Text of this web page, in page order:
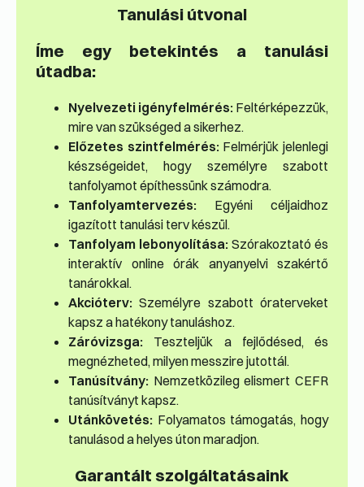
Tanulási útvonal
Íme egy betekintés a tanulási
útadba:
Nyelvezeti igényfelmérés: Feltérképezzük,
mire van szükséged a sikerhez.
Előzetes szintfelmérés:Felmérjük jelenlegi
készségeidet, hogy személyre szabott
tanfolyamot építhessünk számodra.
Tanfolyamtervezés: Egyéni céljaidhoz
igazított tanulási terv készül.
Tanfolyam lebonyolítása: Szórakoztató és
interaktív online órák anyanyelvi szakértő
tanárokkal.
Akcióterv: Személyre szabott óraterveket
kapsz a hatékony tanuláshoz.
Záróvizsga: Teszteljük a fejlődésed, és
megnézheted, milyen messzire jutottál.
Tanúsítvány: Nemzetközileg elismert CEFR
tanúsítványt kapsz.
Utánkövetés: Folyamatos támogatás, hogy
tanulásod a helyes úton maradjon.
Garantált szolgáltatásaink